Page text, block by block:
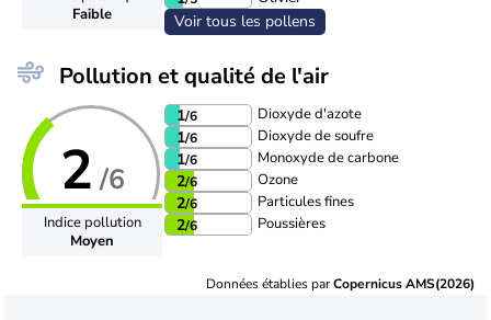
Faible
Voir tous les pollens
Pollution et qualité de l'air
2 /6
Indice pollution
Moyen
1/6 Dioxyde d'azote
1/6 Dioxyde de soufre
1/6 Monoxyde de carbone
2/6 Ozone
2/6 Particules fines
2/6 Poussières
Données établies parCopernicus AMS(2026)